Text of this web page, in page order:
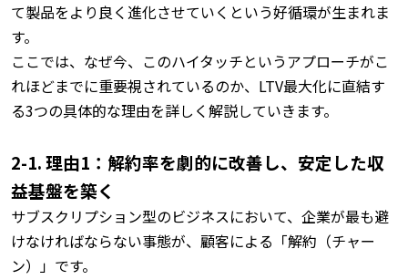
て製品をより良く進化させていくという好循環が生まれま
す。
ここでは、なぜ今、このハイタッチというアプローチがこ
れほどまでに重要視されているのか、LTV最大化に直結す
る3つの具体的な理由を詳しく解説していきます。
2-1. 理由1：解約率を劇的に改善し、安定した収
益基盤を築く
サブスクリプション型のビジネスにおいて、企業が最も避
けなければならない事態が、顧客による「解約（チャー
ン）」です。